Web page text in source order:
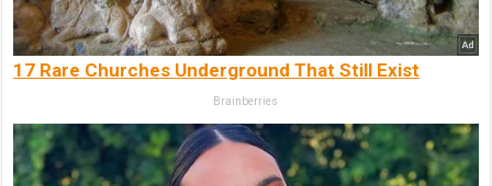
17 Rare Churches Underground That Still Exist
Brainberries